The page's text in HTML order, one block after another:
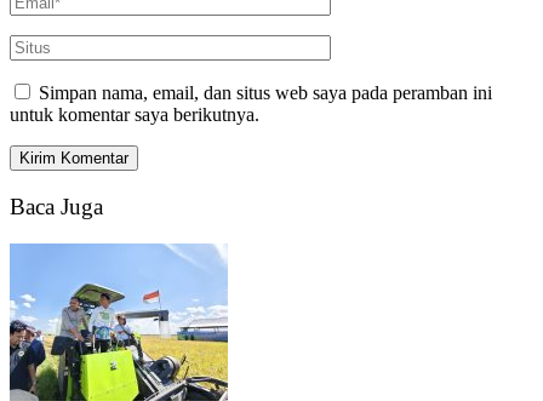
Simpan nama, email, dan situs web saya pada peramban ini
untuk komentar saya berikutnya.
Baca Juga